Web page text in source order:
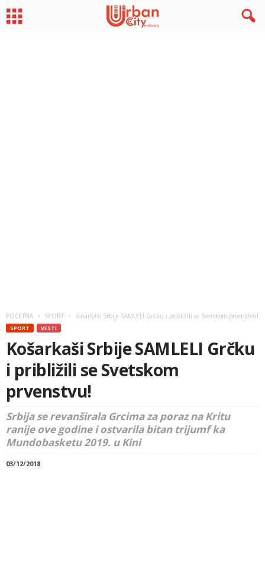
POČETNA SPORT Košarkaši Srbije SAMLELI Grčku i približili se Svetskom prvenstvu!
SPORT VESTI
Košarkaši Srbije SAMLELI Grčku
i približili se Svetskom
prvenstvu!
Srbija se revanširala Grcima za poraz na Kritu
ranije ove godine i ostvarila bitan trijumf ka
Mundobasketu 2019. u Kini
03/12/2018